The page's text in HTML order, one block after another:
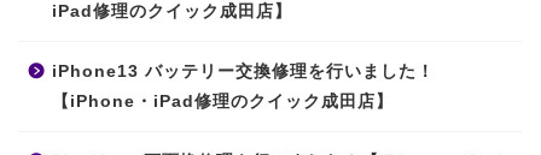
iPad修理のクイック成田店】
iPhone13 バッテリー交換修理を行いました！
【iPhone・iPad修理のクイック成田店】